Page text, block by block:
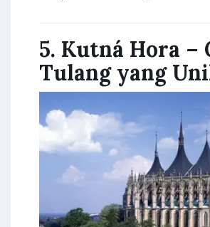
5. Kutná Hora –
Tulang yang